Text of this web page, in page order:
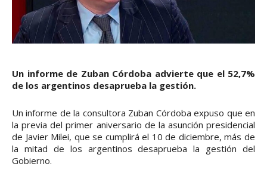
Un informe de Zuban Córdoba advierte que el 52,7%
de los argentinos desaprueba la gestión.
Un informe de la consultora Zuban Córdoba expuso que en
la previa del primer aniversario de la asunción presidencial
de Javier Milei, que se cumplirá el 10 de diciembre, más de
la mitad de los argentinos desaprueba la gestión del
Gobierno.